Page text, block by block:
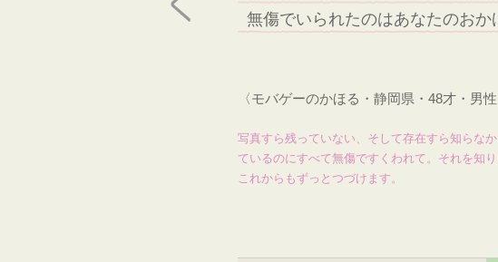
無傷でいられたのはあなたのおか
〈モバゲーのかほる・静岡県・48才・男
写真すら残っていない、そして存在すら知らな
ているのにすべて無傷ですくわれて。それを知
これからもずっとつづけます。